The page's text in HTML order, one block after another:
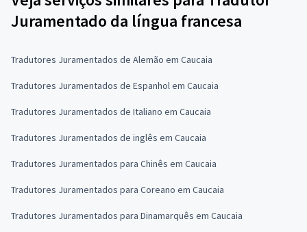
Juramentado da língua francesa
Tradutores Juramentados de Alemão em Caucaia
Tradutores Juramentados de Espanhol em Caucaia
Tradutores Juramentados de Italiano em Caucaia
Tradutores Juramentados de inglês em Caucaia
Tradutores Juramentados para Chinês em Caucaia
Tradutores Juramentados para Coreano em Caucaia
Tradutores Juramentados para Dinamarquês em Caucaia